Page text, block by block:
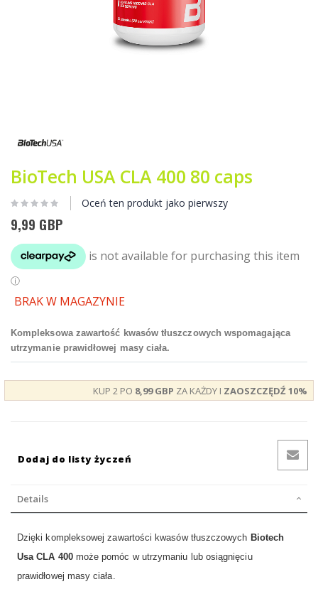
początek
BioTech USA CLA 400 80 caps
Oceń ten produkt jako pierwszy
9,99 GBP
BRAK W MAGAZYNIE
Kompleksowa zawartość kwasów tłuszczowych wspomagająca
utrzymanie prawidłowej masy ciała.
KUP 2 PO 8,99 GBP ZA KAŻDY I ZAOSZCZĘDŹ10%
Dodaj do listy życzeń
Details
Dzięki kompleksowej zawartości kwasów tłuszczowych Biotech
Usa CLA 400może pomóc w utrzymaniu lub osiągnięciu
prawidłowej masy ciała.